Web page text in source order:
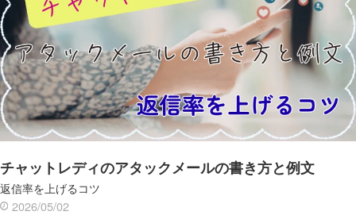
チャットレディのアタックメールの書き方と例文
返信率を上げるコツ
2026/05/02